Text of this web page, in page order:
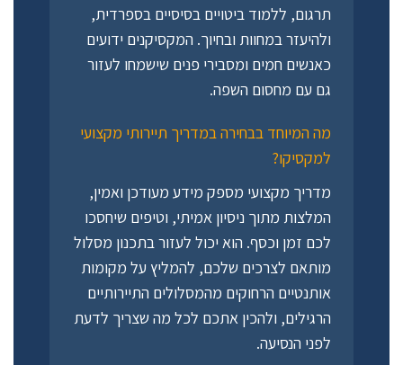
תרגום, ללמוד ביטויים בסיסיים בספרדית,
ולהיעזר במחוות ובחיוך. המקסיקנים ידועים
כאנשים חמים ומסבירי פנים שישמחו לעזור
גם עם מחסום השפה.
מה המיוחד בבחירה במדריך תיירותי מקצועי
למקסיקו?
מדריך מקצועי מספק מידע מעודכן ואמין,
המלצות מתוך ניסיון אמיתי, וטיפים שיחסכו
לכם זמן וכסף. הוא יכול לעזור בתכנון מסלול
מותאם לצרכים שלכם, להמליץ על מקומות
אותנטיים הרחוקים מהמסלולים התיירותיים
הרגילים, ולהכין אתכם לכל מה שצריך לדעת
לפני הנסיעה.